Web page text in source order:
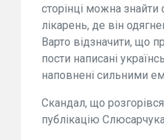
сторінці можна знайти
лікарень, де він
Варто відзначити, що
пости написані
наповнені сильними
Скандал, що
публікацію